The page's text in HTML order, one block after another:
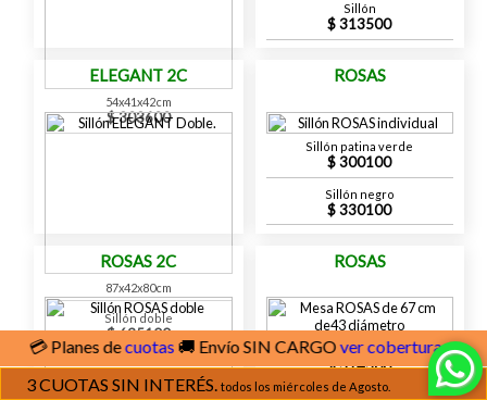
54x41x42cm
303600
Sillón
313500
ELEGANT 2C
87x42x80cm
Sillón doble
635100
ROSAS
Sillón patina verde
300100
Sillón negro
330100
ROSAS 2C ROSAS
Ø67cm patina verde
314300
Ø67cm negro
decuotas🚚 Envío SIN CARGOver cobertura
3 CUOTAS SIN INTERÉS. todos los miércoles de Agosto.